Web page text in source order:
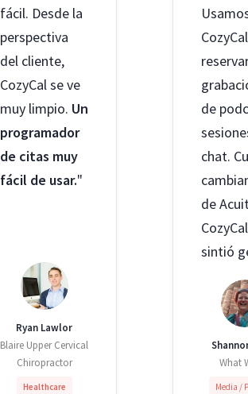
fácil. Desde la
perspectiva
del cliente,
CozyCal se ve
muy limpio. Un
programador
de citas muy
fácil de usar."
Ryan Lawlor
Blaire Upper Cervical
Chiropractor
Healthcare
de
chat.
de
sintió
What
Media /